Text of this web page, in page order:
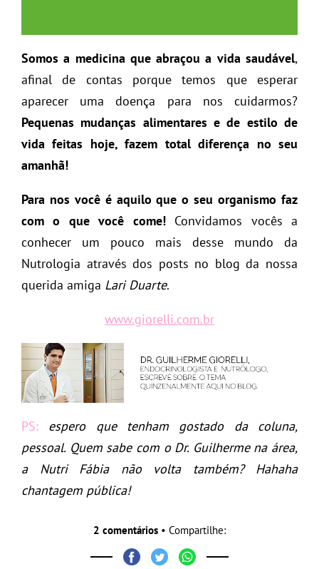
Somos a medicina que abraçou a vida saudável,
afinal de contas porque temos que esperar
aparecer uma doença para nos cuidarmos?
Pequenas mudanças alimentares e de estilo de
vida feitas hoje, fazem total diferença no seu
amanhã!
Para nos você é aquilo que o seu organismo faz
com o que você come!Convidamos vocês a
conhecer um pouco mais desse mundo da
Nutrologia através dos posts no blog da nossa
querida amiga Lari Duarte.
www.giorelli.com.br
PS:
espero que tenham gostado da coluna,
pessoal. Quem sabe com o Dr. Guilherme na área,
a Nutri Fábia não volta também? Hahaha
chantagem pública!
2 comentários • Compartilhe: